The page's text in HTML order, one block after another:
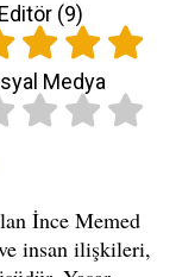
Editör (9)
Medya